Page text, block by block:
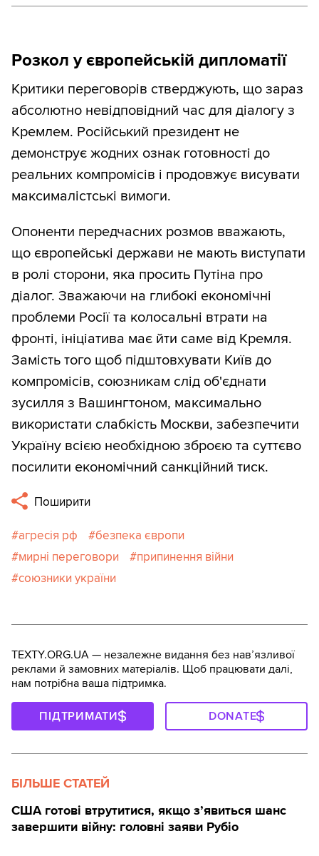
Розкол у європейській дипломатії
Критики переговорів стверджують, що зараз
абсолютно невідповідний час для діалогу з
Кремлем. Російський президент не
демонструє жодних ознак готовності до
реальних компромісів і продовжує висувати
максималістські вимоги.
Опоненти передчасних розмов вважають,
що європейські держави не мають виступати
в ролі сторони, яка просить Путіна про
діалог. Зважаючи на глибокі економічні
проблеми Росії та колосальні втрати на
фронті, ініціатива має йти саме від Кремля.
Замість того щоб підштовхувати Київ до
компромісів, союзникам слід об'єднати
зусилля з Вашингтоном, максимально
використати слабкість Москви, забезпечити
Україну всією необхідною зброєю та суттєво
посилити економічний санкційний тиск.
Поширити
агресія рф
безпека європи
мирні переговори
припинення війни
союзники україни
TEXTY.ORG.UA — незалежне видання без навʼязливої
реклами й замовних матеріалів. Щоб працювати далі,
нам потрібна ваша підтримка.
ПІДТРИМАТИ DONATE
БІЛЬШЕ СТАТЕЙ
США готові втрутитися, якщо з’явиться шанс
завершити війну: головні заяви Рубіо